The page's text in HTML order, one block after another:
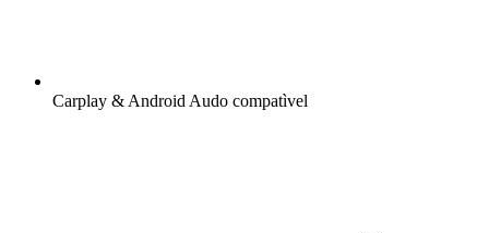
Carplay & Android Audo compatìvel